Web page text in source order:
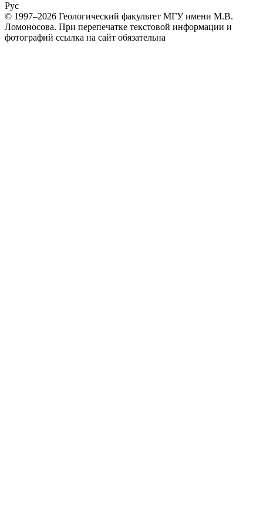
Рус
© 1997–2026 Геологический факультет МГУ имени М.В.
Ломоносова. При перепечатке текстовой информации и
фотографий ссылка на сайт обязательна